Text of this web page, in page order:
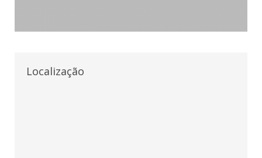
Localização